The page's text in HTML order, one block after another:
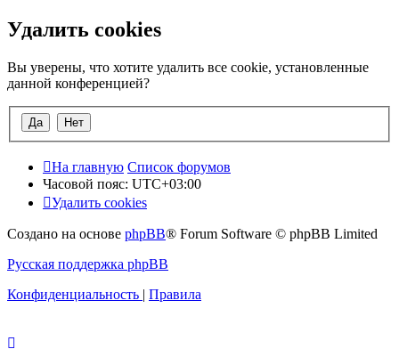
Удалить cookies
Вы уверены, что хотите удалить все cookie, установленные
данной конференцией?
На главную Список форумов
Часовой пояс: UTC+03:00
Удалить cookies
Создано на основе phpBB® Forum Software © phpBB Limited
Русская поддержка phpBB
Конфиденциальность | Правила